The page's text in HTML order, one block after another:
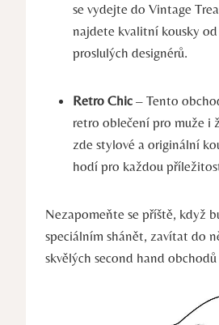
se vydejte do Vintage
najdete kvalitní kousky od
proslulých designérů.
Retro Chic – Tento
retro oblečení pro muže i
zde stylové a originální
hodí pro každou
Nezapomeňte se příště, když
speciálním shánět, zavítat do
skvělých second hand